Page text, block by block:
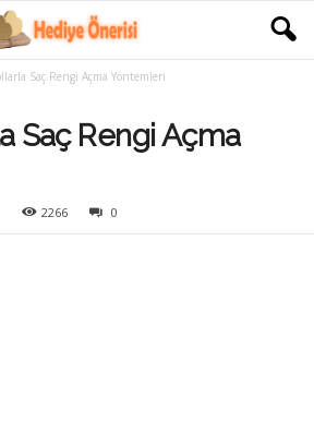
Saç Rengi Açma Yöntemleri
Saç Rengi Açma
2266 0